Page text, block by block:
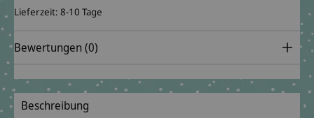
Lieferzeit: 8-10 Tage
Bewertungen (0)
Beschreibung